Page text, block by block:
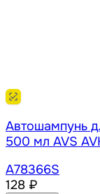
Автошампунь
500 мл AVS
A78366S
128 ₽